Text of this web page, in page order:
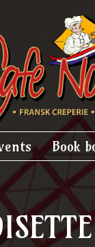
Book